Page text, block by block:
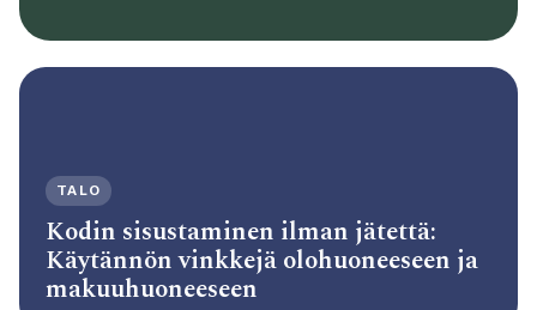
TALO
Kodin sisustaminen ilman jätettä:
Käytännön vinkkejä olohuoneeseen ja
makuuhuoneeseen